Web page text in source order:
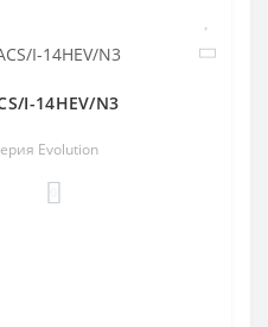
I-14HEV/N3
Evolution